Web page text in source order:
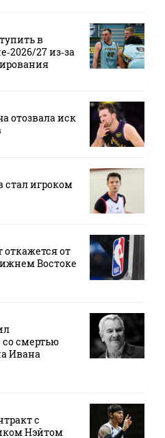
в
27 из‑за
отозвала иск
стал игроком
откажется от
Востоке
со смертью
Ивана
с
Нэйтом